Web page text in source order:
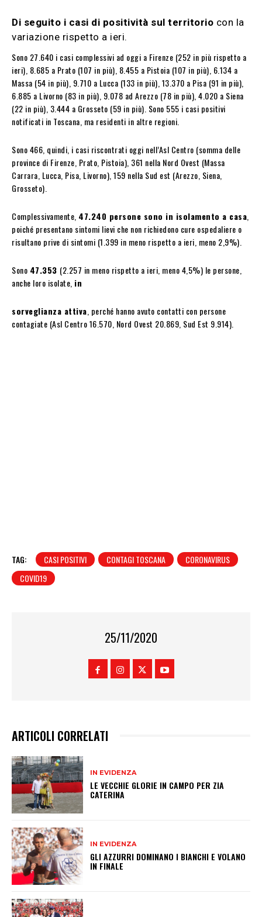
Di seguito i casi di positività sul territorio con la
variazione rispetto a ieri.
Sono 27.640 i casi complessivi ad oggi a Firenze (252 in più rispetto a
ieri), 8.685 a Prato (107 in più), 8.455 a Pistoia (107 in più), 6.134 a
Massa (54 in più), 9.710 a Lucca (133 in più), 13.370 a Pisa (91 in più),
6.885 a Livorno (83 in più), 9.078 ad Arezzo (78 in più), 4.020 a Siena
(22 in più), 3.444 a Grosseto (59 in più). Sono 555 i casi positivi
notificati in Toscana, ma residenti in altre regioni.
Sono 466, quindi, i casi riscontrati oggi nell’Asl Centro (somma delle
province di Firenze, Prato, Pistoia), 361 nella Nord Ovest (Massa
Carrara, Lucca, Pisa, Livorno), 159 nella Sud est (Arezzo, Siena,
Grosseto).
Complessivamente, 47.240 persone sono in isolamento a casa
poiché presentano sintomi lievi che non richiedono cure ospedaliere o
risultano prive di sintomi (1.399 in meno rispetto a ieri, meno 2,9%).
Sono 47.353 (2.257 in meno rispetto a ieri, meno 4,5%) le persone,
anche loro isolate, in
sorveglianza attiva , perché hanno avuto contatti con persone
contagiate (Asl Centro 16.570, Nord Ovest 20.869, Sud Est 9.914).
TAG: CASI POSITIVI CONTAGI TOSCANA
CORONAVIRUS
COVID19
25/11/2020
ARTICOLI CORRELATI
IN EVIDENZA
LE VECCHIE GLORIE IN CAMPO PER ZIA
CATERINA
IN EVIDENZA
GLI AZZURRI DOMINANO I BIANCHI E VOLANO
IN FINALE